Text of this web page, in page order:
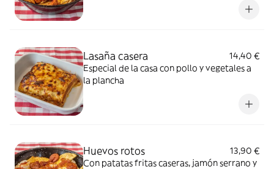
Lasaña casera
14,40 €
Especial de la casa con pollo y vegetales a
la plancha
Huevos rotos
13,90 €
Con patatas fritas caseras, jamón serrano y